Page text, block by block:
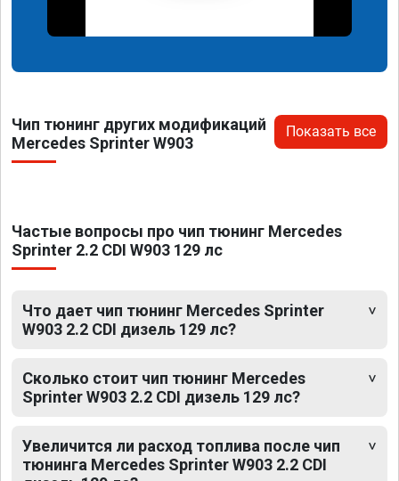
Чип тюнинг других модификаций
Mercedes Sprinter W903
Показать все
Частые вопросы про чип тюнинг Mercedes
Sprinter 2.2 CDI W903 129 лс
Что дает чип тюнинг Mercedes Sprinter
W903 2.2 CDI дизель 129 лс?
Сколько стоит чип тюнинг Mercedes
Sprinter W903 2.2 CDI дизель 129 лс?
Увеличится ли расход топлива после чип
тюнинга Mercedes Sprinter W903 2.2 CDI